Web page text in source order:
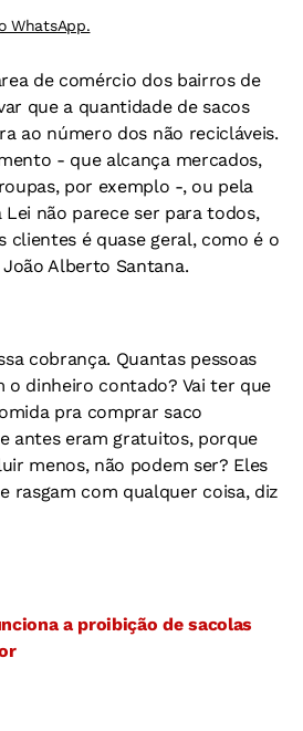
WhatsApp.
de comércio dos bairros de
que a quantidade de sacos
ao número dos não recicláveis.
- que alcança mercados,
por exemplo -, ou pela
Lei não parece ser para todos,
clientes é quase geral, como é o
Alberto Santana.
cobrança. Quantas pessoas
o dinheiro contado? Vai ter que
pra comprar saco
antes eram gratuitos, porque
menos, não podem ser? Eles
rasgam com qualquer coisa, diz
a proibição de sacolas